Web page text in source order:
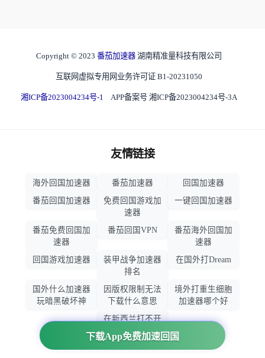
下载App免费加速回国
Copyright © 2023 番茄加速器 湖南精准量科技有限公司
互联网虚拟专用网业务许可证 B1-20231050
湘ICP备2023004234号-1 APP备案号 湘ICP备2023004234号-3A
友情链接
海外回国加速器 番茄加速器
回国加速器
番茄回国加速器
免费回国游戏加
速器
一键回国加速器
番茄免费回国加
速器
番茄回国VPN
番茄海外回国加
速器
回国游戏加速器
装甲战争加速器
排名
在国外打Dream
国外什么加速器
玩暗黑破坏神
因版权限制无法
下载什么意思
境外打重生细胞
加速器哪个好
在新西兰打不开
大智慧怎么办